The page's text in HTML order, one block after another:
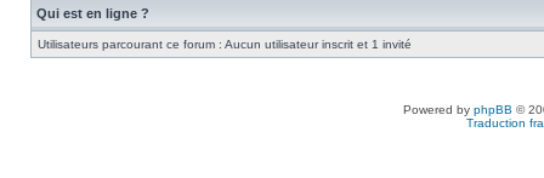
Qui est en ligne ?
Utilisateurs parcourant ce forum : Aucun utilisateur inscrit et 1 invité
Powered by phpBB ©
Traduction